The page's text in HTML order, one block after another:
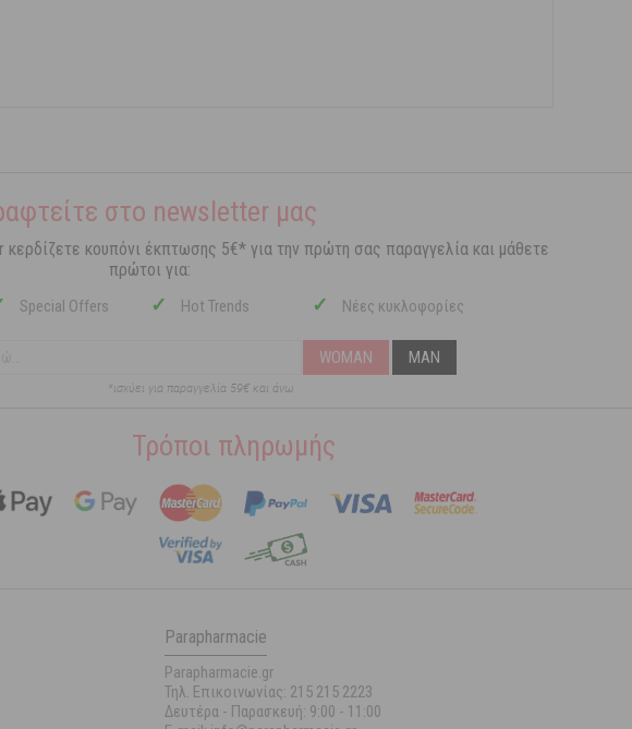
στο newsletter μας
κουπόνι έκπτωσης 5€* για την πρώτη σας παραγγελία και μάθετε
πρώτοι για:
Special Offers ✓ Hot Trends ✓ Νέες κυκλοφορίες
WOMAN MAN
*ισχύει για παραγγελία 59€ και άνω
Τρόποι πληρωμής
Parapharmacie
Parapharmacie.gr
Τηλ. Επικοινωνίας: 215 215 2223
Δευτέρα - Παρασκευή: 9:00 - 11:00